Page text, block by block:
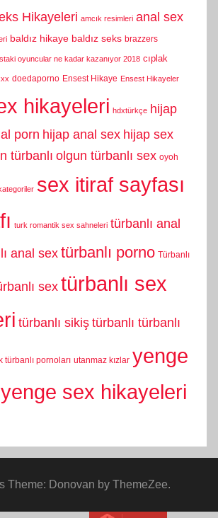
Hikayeleri amcık resimleri anal sex
baldız hikaye baldız seks brazzers
oyuncular ne kadar kazanıyor 2018 cıplak
doedaporno Ensest Hikaye Ensest Hikayeler
hikayeleri hdxtürkçe hijap
porn hijap anal sex hijap sex
türbanlı olgun türbanlı sex oyoh
sex itiraf sayfası
turk romantik sex sahneleri türbanlı anal
anal sextürbanlı porno Türbanlı
sex türbanlı sex
türbanlı sikiş türbanlı türbanlı
türbanlı pornoları utanmaz kızlar yenge
yenge sex hikayeleri
Theme: Donovan by ThemeZee.